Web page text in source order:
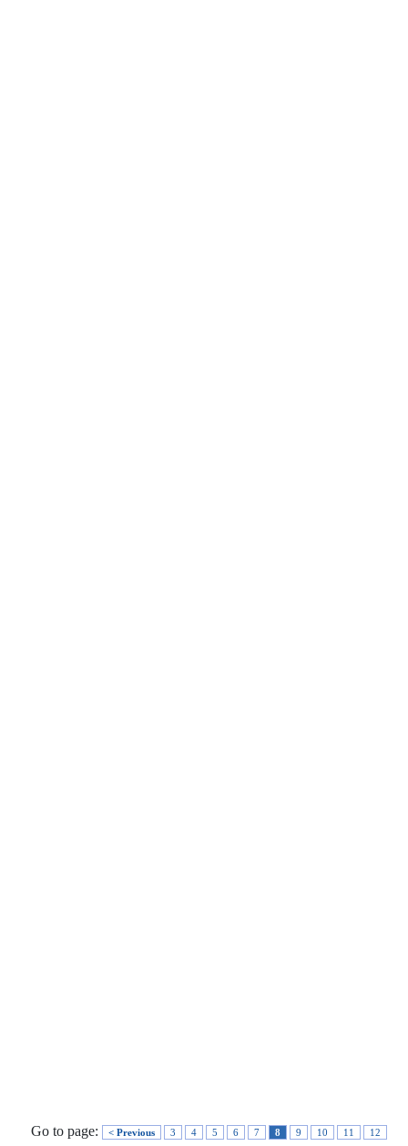
Go to page: < Previous 3 4 5 6 7 8 9 10 11
12